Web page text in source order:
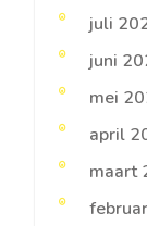
juli
juni
mei
april
maart